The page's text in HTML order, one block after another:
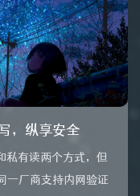
，纵享安全
私有读两个方式，但
一厂商支持内网验证